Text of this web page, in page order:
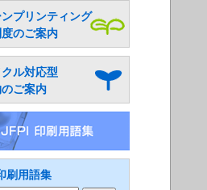
プリンティング
のご案内
クル対応型
ご案内
刷用語集